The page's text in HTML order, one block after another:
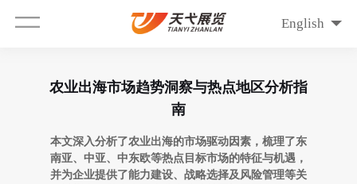
English
农业出海市场趋势洞察与热点地区分析指
南
本文深入分析了农业出海的市场驱动因素，梳理了东
南亚、中亚、中东欧等热点目标市场的特征与机遇，
并为企业提供了能力建设、战略选择及风险管理等关